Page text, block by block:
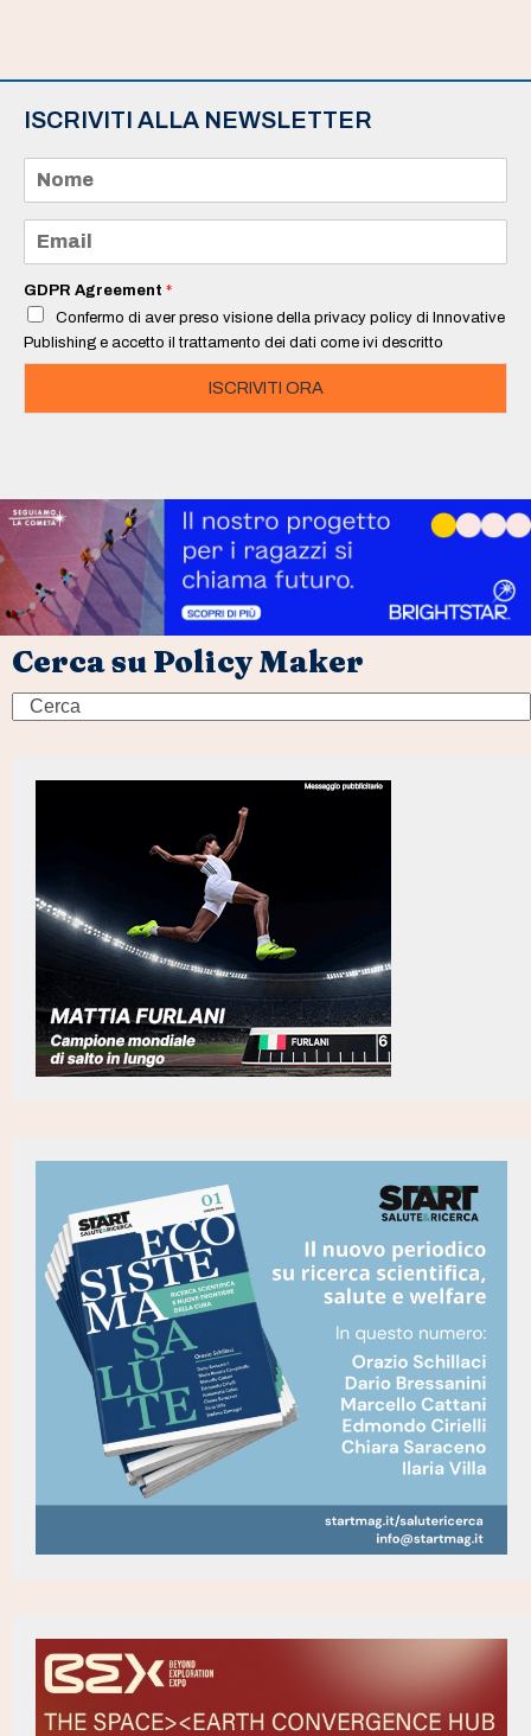
ISCRIVITI ALLA NEWSLETTER
m
e
a
i
*
GDPR Agreement *
Confermo di aver preso visione della privacy policy di Innovative
Publishing e accetto il trattamento dei dati come ivi descritto
ISCRIVITI ORA
Cerca su Policy Maker
Search